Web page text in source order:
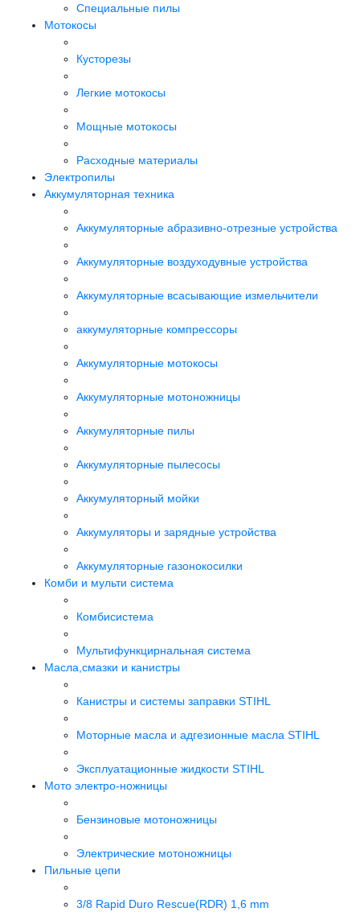
Специальные пилы
Мотокосы
Кусторезы
Легкие мотокосы
Мощные мотокосы
Расходные материалы
Электропилы
Аккумуляторная техника
Аккумуляторные абразивно-отрезные устройства
Аккумуляторные воздуходувные устройства
Аккумуляторные всасывающие измельчители
аккумуляторные компрессоры
Аккумуляторные мотокосы
Аккумуляторные мотоножницы
Аккумуляторные пилы
Аккумуляторные пылесосы
Аккумуляторный мойки
Аккумуляторы и зарядные устройства
Аккумуляторные газонокосилки
Комби и мульти система
Комбисистема
Мультифункцирнальная система
Масла,смазки и канистры
Канистры и системы заправки STIHL
Моторные масла и адгезионные масла STIHL
Эксплуатационные жидкости STIHL
Мото электро-ножницы
Бензиновые мотоножницы
Электрические мотоножницы
Пильные цепи
3/8 Rapid Duro Rescue(RDR) 1,6 mm